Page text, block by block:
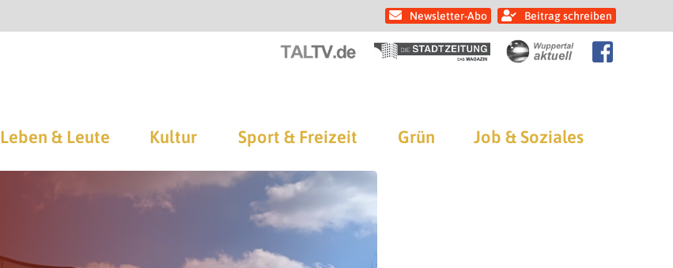
Newsletter-Abo Beitrag schreiben
Leben & Leute Kultur Sport & Freizeit Grün Job & Soziales